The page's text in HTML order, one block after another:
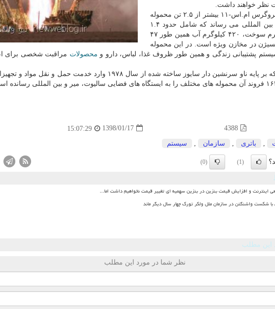
نظر خواهند داشت.
ناو باربری بدون سرنشین پروگرس ام.اس-۱۱ بیشتر از ۲.۵ تن محموله
مختلف به ایستگاه فضایی بین المللی می رساند كه شامل حدود ۱.۴
تن مواد خشك، ۹۰۰ كیلوگرم سوخت، ۴۲۰ كیلوگرم آب همین طور ۴۷
در مخازن ویژه است. در این محموله
پشتیبانی زندگی و همین طور ظروف غذا، لباس، دارو و محصولات مراقبت شخصی برای
این سفینه بدون سرنشین كه بر پایه ناو سرنشین دار سایوز ساخته شده از سال ۱۹۷۸
4388
1398/01/17
15:07:29
باتری سازمان سیستم
(1)
(0)
اینترنت و افزایش قیمت بنزین در بنزین سهمیه ای تغییر قیمت نخواهیم داشت اما...
با شکست واشنگتن در سازمان ملل ولکر تورک چهار سال دیگر ماند
این مطلب
نظر شما در مورد این مطلب